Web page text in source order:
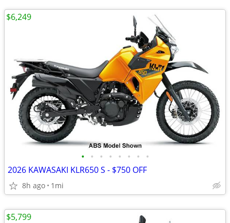
• • • • • • • •
2026 KAWASAKI KLR650 S - $750 OFF
8h ago 1mi
$6,249
$5,799